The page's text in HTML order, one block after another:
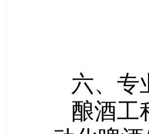
六、专
酿酒工